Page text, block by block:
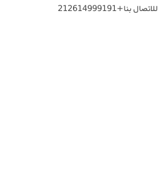
للاتصال بنا+212614999191